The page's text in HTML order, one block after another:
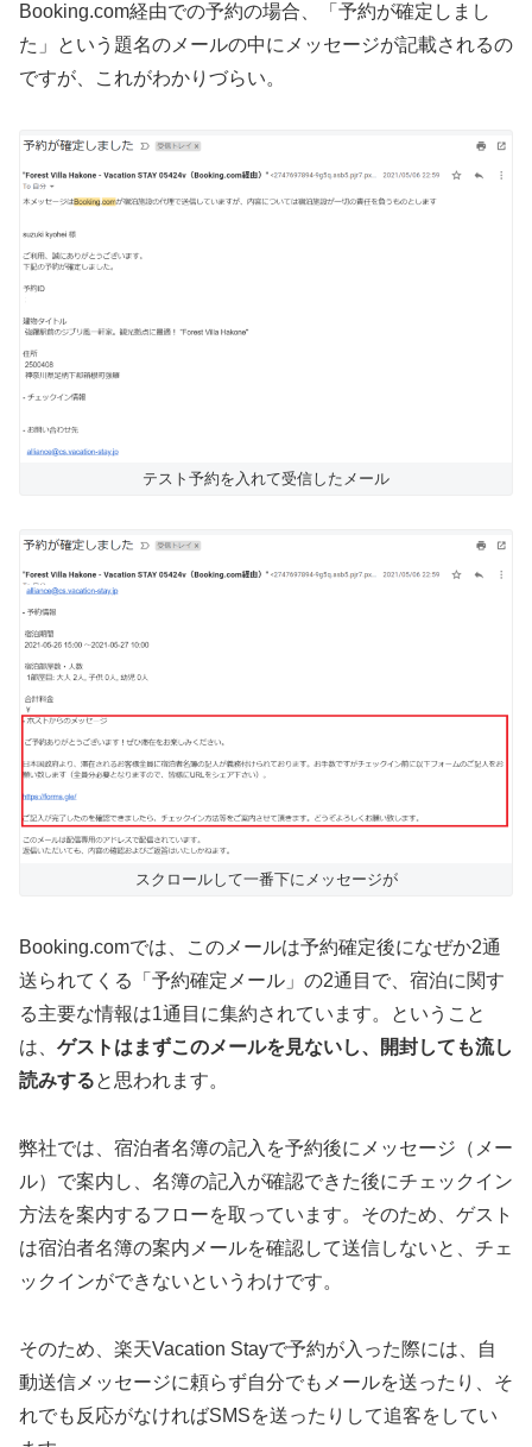
Booking.com経由での予約の場合、「予約が確定しまし
た」という題名のメールの中にメッセージが記載されるの
ですが、これがわかりづらい。
テスト予約を入れて受信したメール
スクロールして一番下にメッセージが
Booking.comでは、このメールは予約確定後になぜか2通
送られてくる「予約確定メール」の2通目で、宿泊に関す
る主要な情報は1通目に集約されています。ということ
は、 ゲストはまずこのメールを見ないし、開封しても流し
読みすると思われます。
弊社では、宿泊者名簿の記入を予約後にメッセージ（メー
ル）で案内し、名簿の記入が確認できた後にチェックイン
方法を案内するフローを取っています。そのため、ゲスト
は宿泊者名簿の案内メールを確認して送信しないと、チェ
ックインができないというわけです。
そのため、楽天Vacation Stayで予約が入った際には、自
動送信メッセージに頼らず自分でもメールを送ったり、そ
れでも反応がなければSMSを送ったりして追客をしてい